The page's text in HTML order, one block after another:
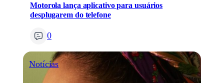
Motorola lança aplicativo para usuários
desplugarem do telefone
0
Notícias